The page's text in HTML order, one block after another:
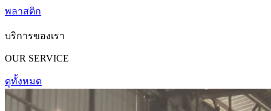
พลาสติก
บริการของเรา
OUR SERVICE
ดูทั้งหมด